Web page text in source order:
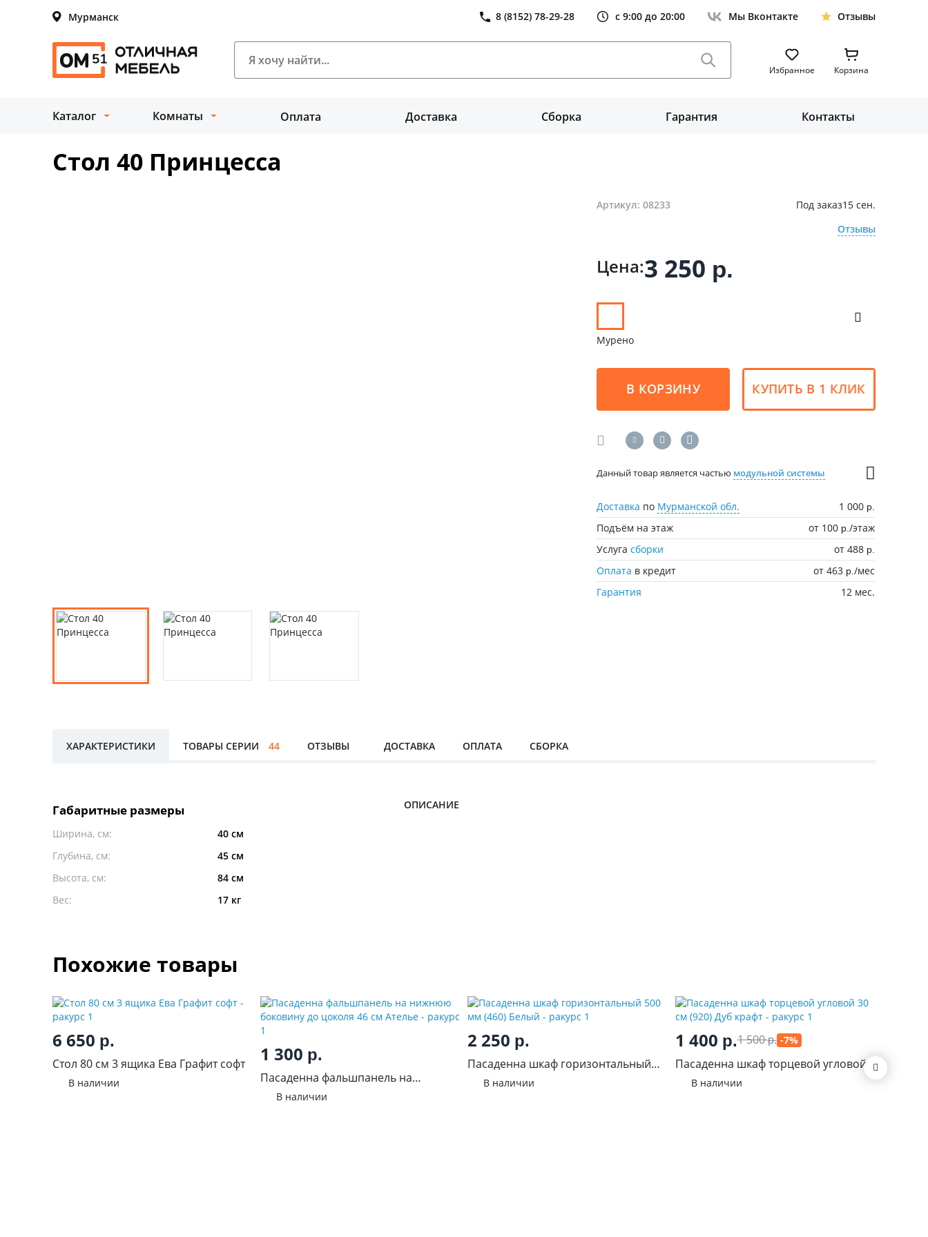
Мурманск 8 (8152) 78-29-28 с 9:00 до 20:00 Мы Вконтакте Отзывы
Избранное Корзина
Каталог Комнаты Оплата Доставка Сборка Гарантия Контакты
Стол 40 Принцесса
Артикул: 08233 Под заказ15 сен.
Отзывы
Цена:3 250 р.
Мурено
В КОРЗИНУ КУПИТЬ В 1 КЛИК
Данный товар является частью модульной системы
Доставка по Мурманской обл. 1 000 р.
Подъём на этаж от 100 р./этаж
Услугасборки от 488 р.
Оплата в кредит от 463 р./мес
Гарантия
12 мес.
ХАРАКТЕРИСТИКИ ТОВАРЫ СЕРИИ 44 ОТЗЫВЫ ДОСТАВКА ОПЛАТА СБОРКА
Габаритные размеры
Ширина, см:
40 см
Глубина, см:
45 см
Высота, см:
84 см
Вес:
17 кг
ОПИСАНИЕ
Похожие товары
6 650 р.
Стол 80 см 3 ящика Ева Графит софт
В наличии
1 300 р.
Пасаденна фальшпанель на
нижнюю боковину до цоколя 46 см
В наличии
2 250 р.
Пасаденна шкаф горизонтальный
500 мм (460) Белый
В наличии
1 400 р.1 500р. -7%
Пасаденна шкаф торцевой угловой
30 см (920) Дуб крафт
В наличии